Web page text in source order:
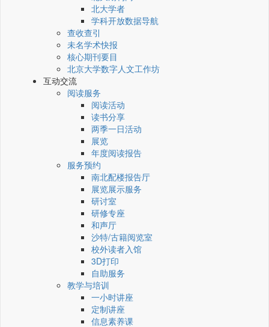
北大学者
学科开放数据导航
查收查引
未名学术快报
核心期刊要目
北京大学数字人文工作坊
互动交流
阅读服务
阅读活动
读书分享
两季一日活动
展览
年度阅读报告
服务预约
南北配楼报告厅
展览展示服务
研讨室
研修专座
和声厅
沙特/古籍阅览室
校外读者入馆
3D打印
自助服务
教学与培训
一小时讲座
定制讲座
信息素养课